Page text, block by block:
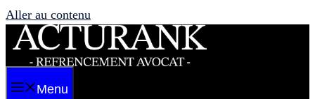
Aller au contenu
Menu